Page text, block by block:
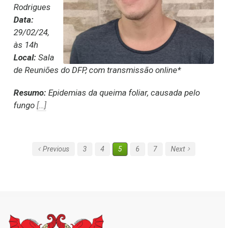
Rodrigues
Data:
29/02/24,
às 14h
Local: Sala
de Reuniões do DFP, com transmissão online*
Resumo: Epidemias da queima foliar, causada pelo
fungo […]
Previous 3 4 5 6 7 Next